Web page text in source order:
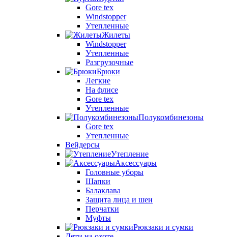
Gore tex
Windstopper
Утепленные
Жилеты
Windstopper
Утепленные
Разгрузочные
Брюки
Легкие
На флисе
Gore tex
Утепленные
Полукомбинезоны
Gore tex
Утепленные
Вейдерсы
Утепление
Аксессуары
Головные уборы
Шапки
Балаклава
Защита лица и шеи
Перчатки
Муфты
Рюкзаки и сумки